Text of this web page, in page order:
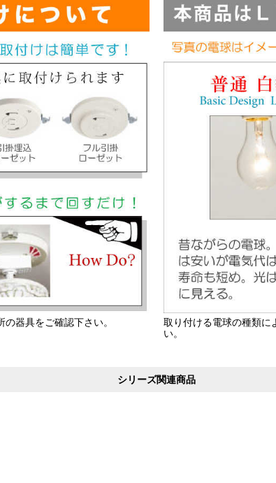
器具をご確認下さい。
取り付ける電球の種類に
い。
シリーズ関連商品